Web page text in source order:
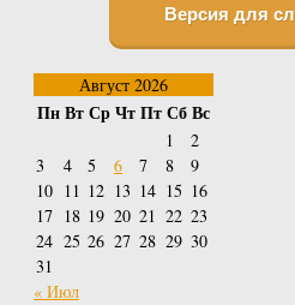
Версия для
Август 2026
ПнВтСрЧтПтСбВс
1
2
3
4 5 6 7 8
9
10 11 12 13 14 15 16
17 18 19 20 21 22 23
24 25 26 27 28 29 30
31
« Июл